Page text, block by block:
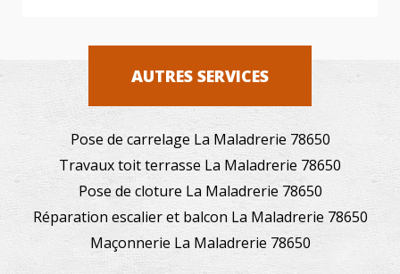
AUTRES SERVICES
Pose de carrelage La Maladrerie 78650
Travaux toit terrasse La Maladrerie 78650
Pose de cloture La Maladrerie 78650
Réparation escalier et balcon La Maladrerie 78650
Maçonnerie La Maladrerie 78650